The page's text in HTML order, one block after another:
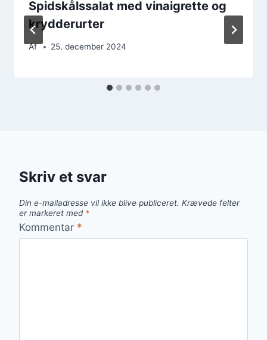
Spidskålssalat med vinaigrette og
krydderurter
Af 25. december 2024
Skriv et svar
Din e-mailadresse vil ikke blive publiceret. Krævede felter
er markeret med *
Kommentar *